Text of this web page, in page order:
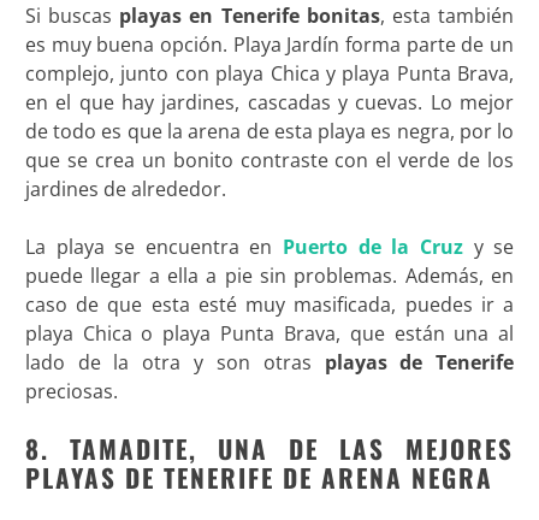
Si buscas playas en Tenerife bonitas, esta también
es muy buena opción. Playa Jardín forma parte de un
complejo, junto con playa Chica y playa Punta Brava,
en el que hay jardines, cascadas y cuevas. Lo mejor
de todo es que la arena de esta playa es negra, por lo
que se crea un bonito contraste con el verde de los
jardines de alrededor.
La playa se encuentra en Puerto de la Cruz y se
puede llegar a ella a pie sin problemas. Además, en
caso de que esta esté muy masificada, puedes ir a
playa Chica o playa Punta Brava, que están una al
lado de la otra y son otras playas de Tenerife
preciosas.
8. TAMADITE, UNA DE LAS MEJORES
PLAYAS DE TENERIFE DE ARENA NEGRA